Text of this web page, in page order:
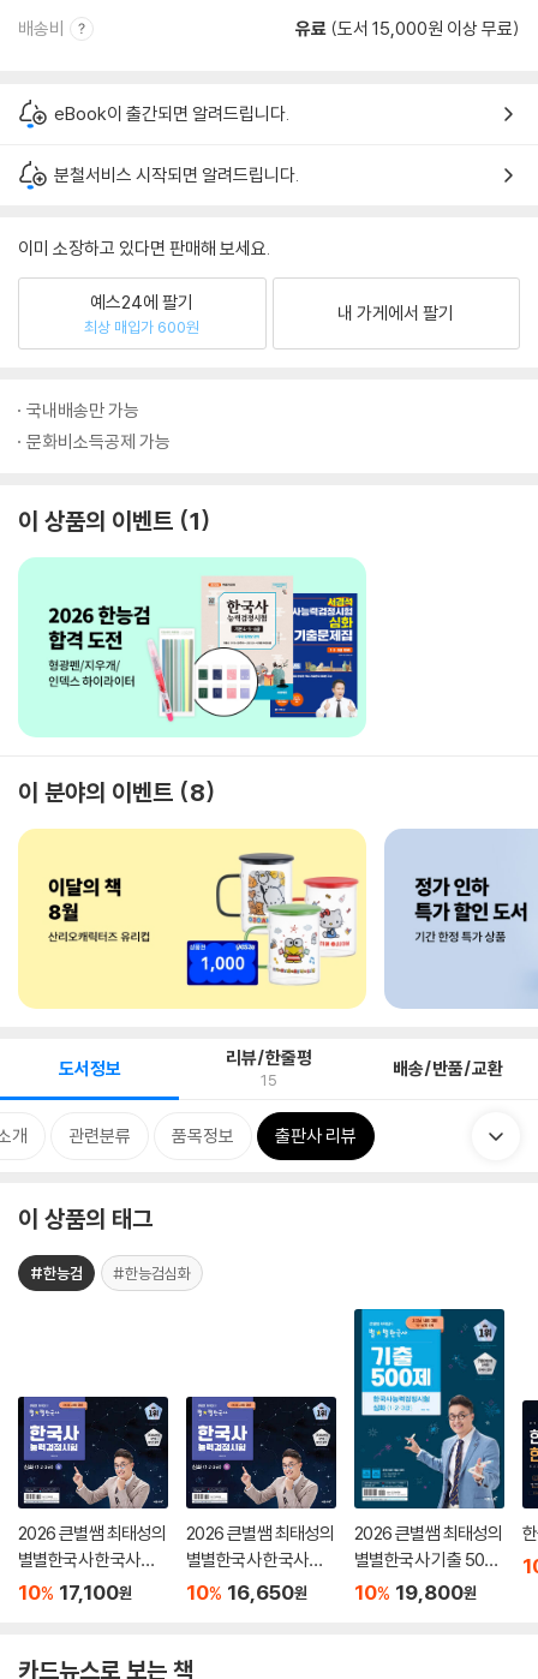
배송비 유료 (도서 15,000원 이상 무료)
eBook이 출간되면 알려드립니다.
분철서비스 시작되면 알려드립니다.
이미 소장하고 있다면 판매해 보세요.
예스24에 팔기
최상 매입가 600원
내 가게에서 팔기
국내배송만 가능
문화비소득공제 가능
이 상품의 이벤트 1
이 분야의 이벤트 8
도서정보 리뷰/한줄평
15 배송/반품/교환
개 관련분류 품목정보 출판사 리뷰
이 상품의 태그
#한능검 #한능검심화
2026 큰별쌤 최태성의
별별한국사 한국사능
력검정시험 심화(1,2,3
10% 17,100원
2026 큰별쌤 최태성의
별별한국사 한국사능
력검정시험 심화(1,2,3
10% 16,650원
2026 큰별쌤 최태성의
별별한국사 기출 500
제 한국사능력검정시
10% 19,800원
카드뉴스로 보는 책